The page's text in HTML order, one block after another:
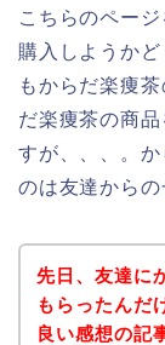
こちらのペー
購入しようか
もからだ楽痩
だ楽痩茶の商
すが、、、。
のは友達からの
先日、友達に
もらったんだ
良い感想の記